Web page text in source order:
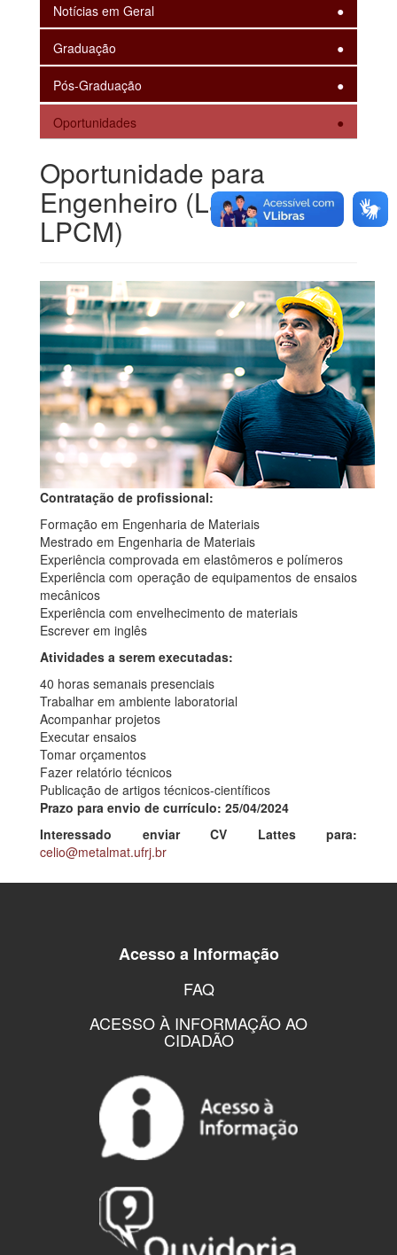
Notícias em Geral
Graduação
Pós-Graduação
Oportunidades
Oportunidade para
Engenheiro (Laboratório
LPCM)
Contratação de profissional:
Formação em Engenharia de Materiais
Mestrado em Engenharia de Materiais
Experiência comprovada em elastômeros e polímeros
Experiência com operação de equipamentos de ensaios
mecânicos
Experiência com envelhecimento de materiais
Escrever em inglês
Atividades a serem executadas:
40 horas semanais presenciais
Trabalhar em ambiente laboratorial
Acompanhar projetos
Executar ensaios
Tomar orçamentos
Fazer relatório técnicos
Publicação de artigos técnicos-científicos
Prazo para envio de currículo: 25/04/2024
Interessado enviar CV Lattes para:
celio@metalmat.ufrj.br
Acesso a Informação
FAQ
ACESSO À INFORMAÇÃO AO
CIDADÃO